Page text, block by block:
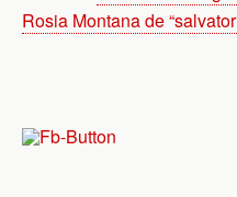
Rosia Montana de